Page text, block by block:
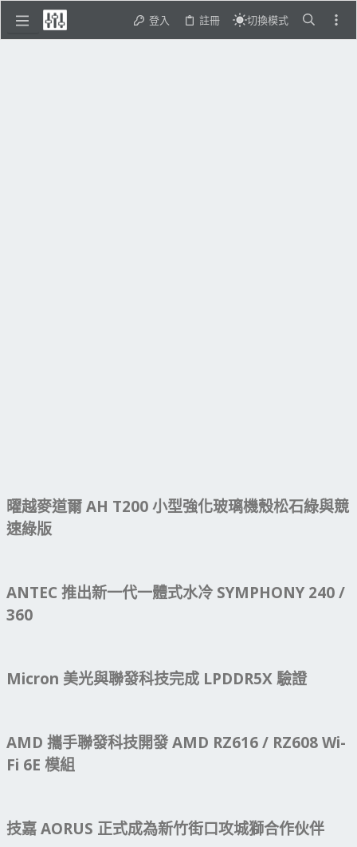
登入 註冊 切換模式
曜越麥道爾 AH T200 小型強化玻璃機殼松石綠與競
速綠版
ANTEC 推出新一代一體式水冷 SYMPHONY 240 /
360
Micron 美光與聯發科技完成 LPDDR5X 驗證
AMD 攜手聯發科技開發 AMD RZ616 / RZ608 Wi-
Fi 6E 模組
技嘉 AORUS 正式成為新竹街口攻城獅合作伙伴